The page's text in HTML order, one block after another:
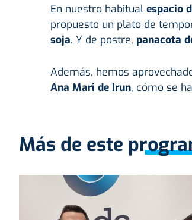
En nuestro habitualespacio
propuesto un plato de
soja. Y de postre, panacota
Además, hemos
Ana Mari de Irun, cómo se
Más de este